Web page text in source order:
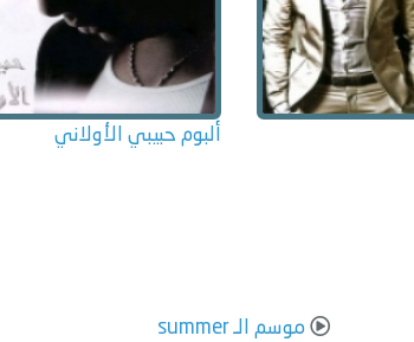
ألبوم حبيبي الأولاني
موسم الـ summer